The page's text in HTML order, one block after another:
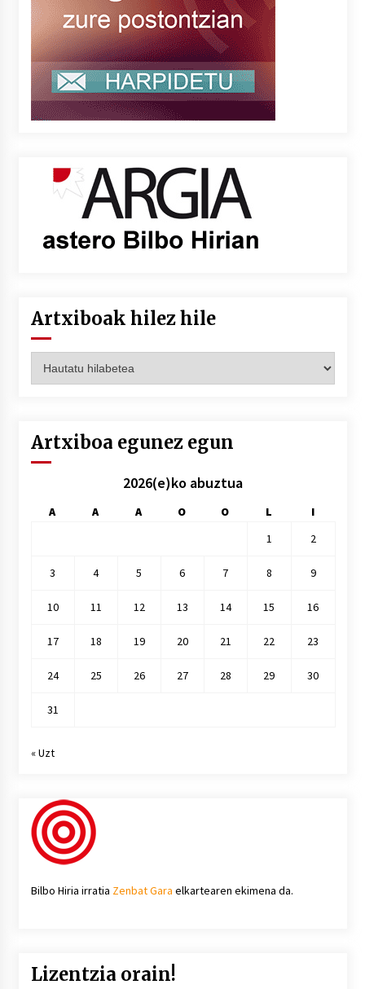
Artxiboak hilez hile
hilez
Artxiboa egunez egun
2026(e)ko abuztua
A A A O O L
I
1
2
3 4 5 6 7 8 9
10 11 12 13 14 15 16
17 18 19 20 21 22 23
24 25 26 27 28 29 30
31
« Uzt
Bilbo Hiria irratia Zenbat Gara elkartearen ekimena da.
Lizentzia orain!